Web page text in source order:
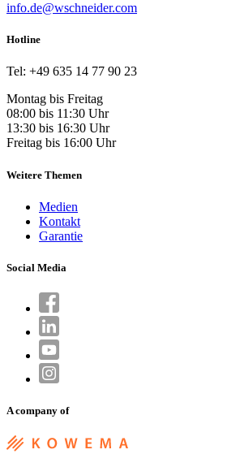
info.de@wschneider.com
Hotline
Tel: +49 635 14 77 90 23
Montag bis Freitag
08:00 bis 11:30 Uhr
13:30 bis 16:30 Uhr
Freitag bis 16:00 Uhr
Weitere Themen
Medien
Kontakt
Garantie
Social Media
A company of